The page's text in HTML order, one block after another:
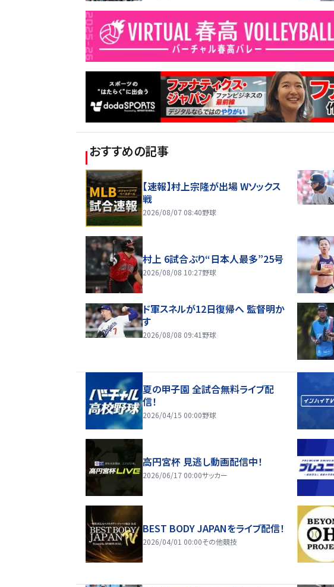
おすすめの記事
【速報】村上宗隆が出場 Wソックス
戦
2026/08/07 08:40野球
村上 6試合ぶり“日本人最多”25号
2026/08/08 10:27野球
ド軍スネルが12日復帰へ 監督明か
す
2026/08/08 09:41 野球
夏の甲子園 全試合無料ライブ配
信！
2026/04/15 00:00野球
高円宮杯 見逃し動画配信中！
2026/06/17 00:00サッカー
BEST BODY JAPANをライブ配信！
2026/04/01 00:00その他競技